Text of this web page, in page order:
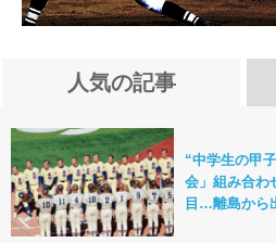
人気の記事
“中学生の甲
会」組み合
目…離島から